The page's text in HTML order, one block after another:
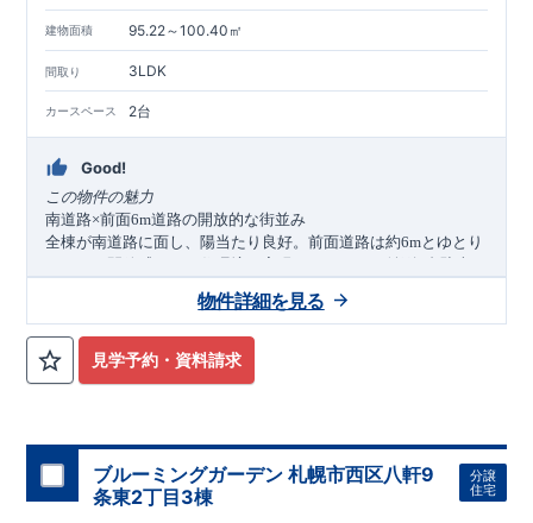
建物面積 95.22～100.40㎡
間取り 3LDK
カースペース 2台
Good!
この物件の魅力
南道路×前面6m道路の開放的な街並み
全棟が南道路に面し、陽当たり良好。前面道路は約6mとゆとり
があり、開放感のある住環境を実現しています。並列
台駐車可
生活利便施設が身近に揃う快適なロケーション
分以内に揃い、日々のお買い物に便利な環境です。公園やクリ
ニックも徒歩圏内にあり、子育て世帯にも嬉しい住環境が整っ
へ変更可能な可変型プランを採用し、お子さまの成長やライフ
スタイルの変化にも柔軟に対応できます。ウォークインクロー
ゼットや備蓄倉庫など収納も充実しています。
アクセス
宇都宮線（東北本線）・湘南新宿ライン
見学予約・資料請求
物件詳細を見る
ブルーミングガーデン 札幌市西区八軒9
条東2丁目3棟
分譲
住宅